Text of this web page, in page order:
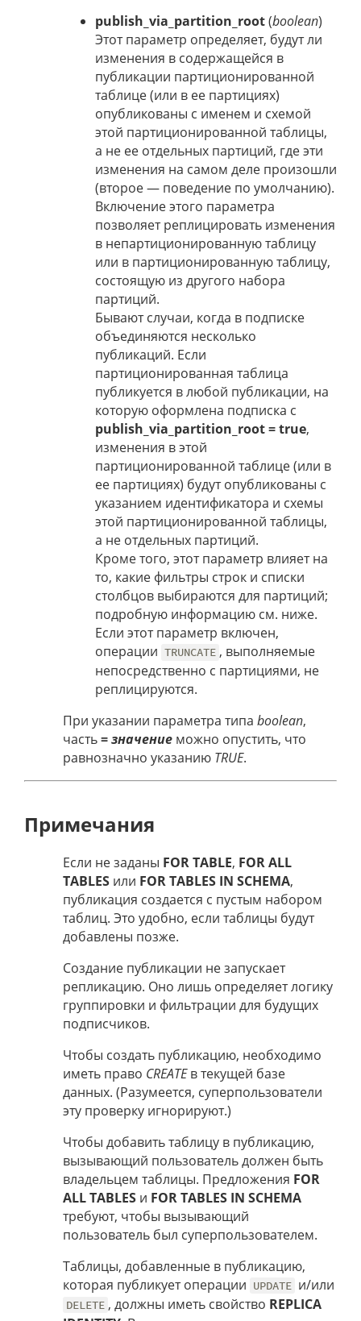
publish_via_partition_root(boolean)
Этот параметр определяет, будут ли
изменения в содержащейся в
публикации партиционированной
таблице (или в ее партициях)
опубликованы с именем и схемой
этой партиционированной таблицы,
а не ее отдельных партиций, где эти
изменения на самом деле произошли
(второе — поведение по умолчанию).
Включение этого параметра
позволяет реплицировать изменения
в непартиционированную таблицу
или в партиционированную таблицу,
состоящую из другого набора
партиций.
Бывают случаи, когда в подписке
объединяются несколько
публикаций. Если
партиционированная таблица
публикуется в любой публикации, на
которую оформлена подписка с
publish_via_partition_root = true,
изменения в этой
партиционированной таблице (или в
ее партициях) будут опубликованы с
указанием идентификатора и схемы
этой партиционированной таблицы,
а не отдельных партиций.
Кроме того, этот параметр влияет на
то, какие фильтры строк и списки
столбцов выбираются для партиций;
подробную информацию см. ниже.
Если этот параметр включен,
операции TRUNCATE , выполняемые
непосредственно с партициями, не
реплицируются.
При указании параметра типа boolean,
часть=значение можно опустить, что
равнозначно указанию TRUE.
Примечания
Если не заданы FOR TABLE, FOR ALL
TABLES или FOR TABLES IN SCHEMA,
публикация создается с пустым набором
таблиц. Это удобно, если таблицы будут
добавлены позже.
Создание публикации не запускает
репликацию. Оно лишь определяет логику
группировки и фильтрации для будущих
подписчиков.
Чтобы создать публикацию, необходимо
иметь право CREATEв текущей базе
данных. (Разумеется, суперпользователи
эту проверку игнорируют.)
Чтобы добавить таблицу в публикацию,
вызывающий пользователь должен быть
владельцем таблицы. Предложения FOR
ALL TABLES и FOR TABLES IN SCHEMA
требуют, чтобы вызывающий
пользователь был суперпользователем.
Таблицы, добавленные в публикацию,
которая публикует операции UPDATE и/или
DELETE , должны иметь свойство REPLICA